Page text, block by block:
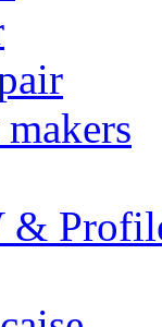
&